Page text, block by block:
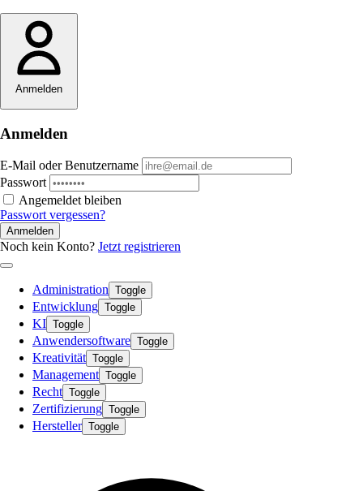
Anmelden
Anmelden
E-Mail oder Benutzername
Passwort
Angemeldet bleiben
Passwort vergessen?
Anmelden
Noch kein Konto? Jetzt registrieren
Administration Toggle
Entwicklung Toggle
KI Toggle
Anwendersoftware Toggle
Kreativität Toggle
Management Toggle
Recht Toggle
Zertifizierung Toggle
Hersteller Toggle